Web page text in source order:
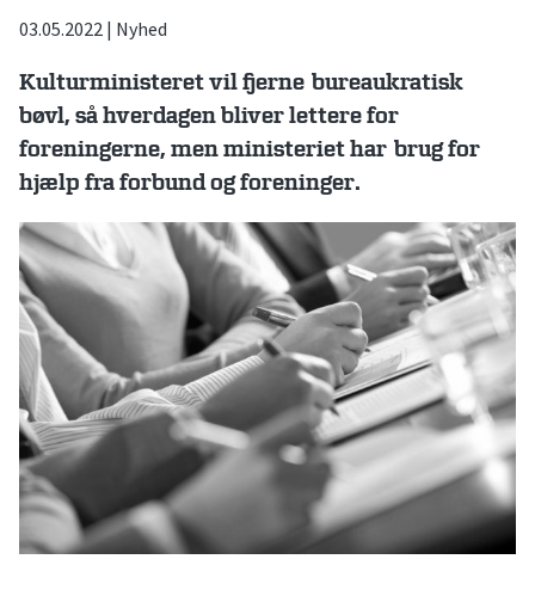
03.05.2022 | Nyhed
Kulturministeret vil fjerne bureaukratisk
bøvl, så hverdagen bliver lettere for
foreningerne, men ministeriet har brug for
hjælp fra forbund og foreninger.